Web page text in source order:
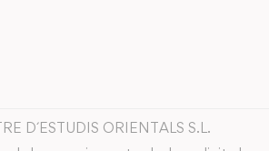
D´ESTUDIS ORIENTALS S.L.